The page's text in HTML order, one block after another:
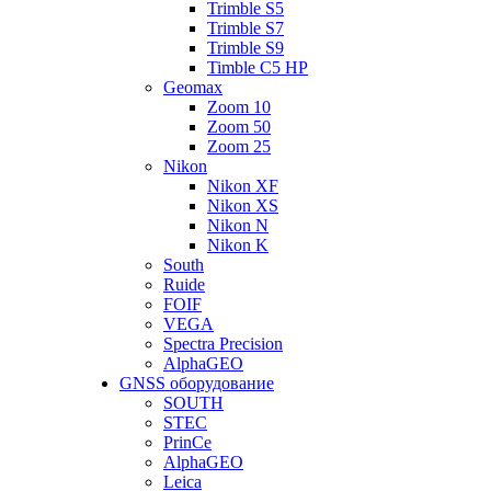
Trimble S5
Trimble S7
Trimble S9
Timble C5 HP
Geomax
Zoom 10
Zoom 50
Zoom 25
Nikon
Nikon XF
Nikon XS
Nikon N
Nikon K
South
Ruide
FOIF
VEGA
Spectra Precision
AlphaGEO
GNSS оборудование
SOUTH
STEC
PrinCe
AlphaGEO
Leica